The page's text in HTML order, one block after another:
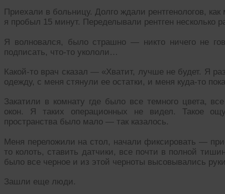
Приехали в больницу. Долго ждали рентгенологов,
я пробыл 15 минут. Переделывали рентген несколько
Я волновался, было страшно — никто ничего не
подписать, что-то укололи…
Какой-то врач сказал — «Хватит, лучше не будет. Я
одежду, с меня стянули ее остатки, и меня куда-то
Закатили в комнату где было все темного цвета,
окон. Я таких операционных не видел. Такое
пространства было мало — так казалось.
Меня переложили на стол, начали фиксировать —
то колоть, ставить датчики, все почти в полной
было все черное и из этой черноты высовывались
Зашли еще люди.